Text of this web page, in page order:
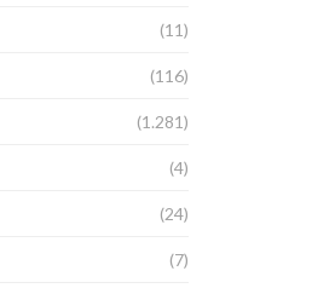
(11)
(116)
(1.281)
(4)
(24)
(7)